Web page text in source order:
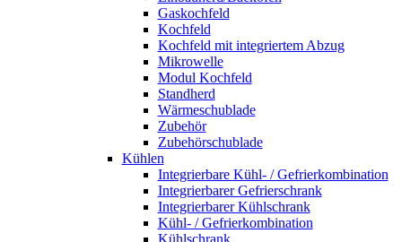
Gaskochfeld
Kochfeld
Kochfeld mit integriertem Abzug
Mikrowelle
Modul Kochfeld
Standherd
Wärmeschublade
Zubehör
Zubehörschublade
Kühlen
Integrierbare Kühl- / Gefrierkombination
Integrierbarer Gefrierschrank
Integrierbarer Kühlschrank
Kühl- / Gefrierkombination
Kühlschrank